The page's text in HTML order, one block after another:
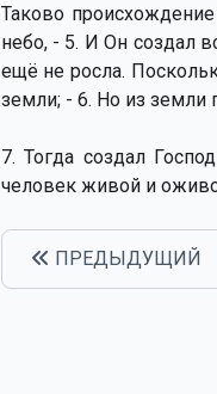
Таково
небо, - 5. И Он создал
ещё не росла.
земли; - 6. Но из земли
7. Тогда создал
человек живой и
ПРЕДЫДУЩИЙ